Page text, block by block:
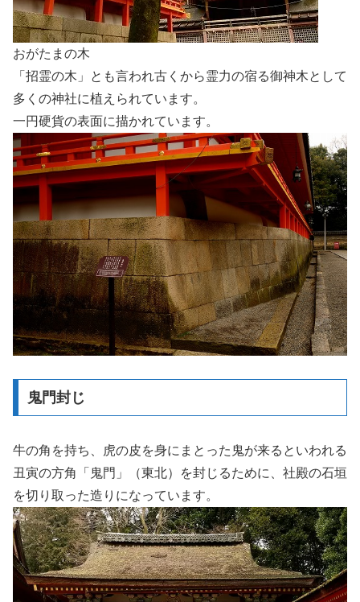
おがたまの木
「招霊の木」とも言われ古くから霊力の宿る御神木として
多くの神社に植えられています。
一円硬貨の表面に描かれています。
鬼門封じ
牛の角を持ち、虎の皮を身にまとった鬼が来るといわれる
丑寅の方角「鬼門」（東北）を封じるために、社殿の石垣
を切り取った造りになっています。